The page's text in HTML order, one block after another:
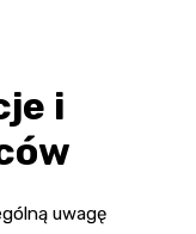
i
uwagę